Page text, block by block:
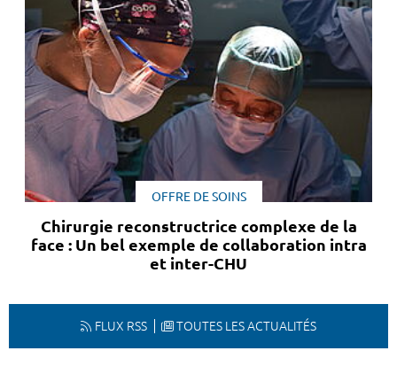
OFFRE DE SOINS
Chirurgie reconstructrice complexe de la
face : Un bel exemple de collaboration intra
et inter-CHU
FLUX RSS TOUTES LES ACTUALITÉS